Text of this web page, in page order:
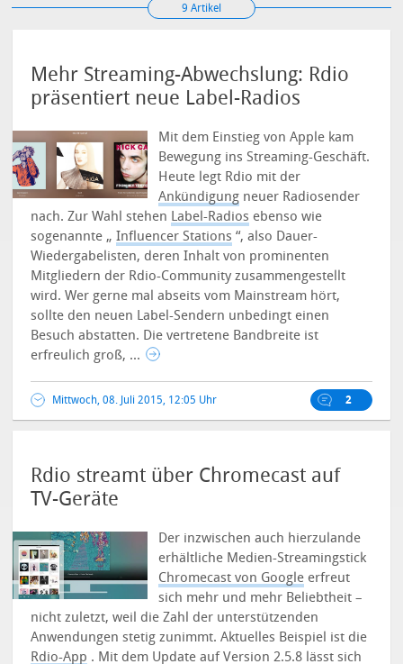
9 Artikel
Mehr Streaming-Abwechslung: Rdio
präsentiert neue Label-Radios
Mit dem Einstieg von Apple kam
Bewegung ins Streaming-Geschäft.
Heute legt Rdio mit der
Ankündigung neuer Radiosender
nach. Zur Wahl stehen Label-Radios ebenso wie
sogenannte „Influencer Stations “, also Dauer-
Wiedergabelisten, deren Inhalt von prominenten
Mitgliedern der Rdio-Community zusammengestellt
wird.Wer gerne mal abseits vom Mainstream hört,
sollte den neuen Label-Sendern unbedingt einen
Besuch abstatten. Die vertretene Bandbreite ist
erfreulich groß, ...
Mittwoch, 08. Juli 2015, 12:05 Uhr 2
Rdio streamt über Chromecast auf
TV-Geräte
Der inzwischen auch hierzulande
erhältliche Medien-Streamingstick
Chromecast von Google erfreut
sich mehr und mehr Beliebtheit –
nicht zuletzt, weil die Zahl der unterstützenden
Anwendungen stetig zunimmt. Aktuelles Beispiel ist die
Rdio-App . Mit dem Update auf Version 2.5.8 lässt sich